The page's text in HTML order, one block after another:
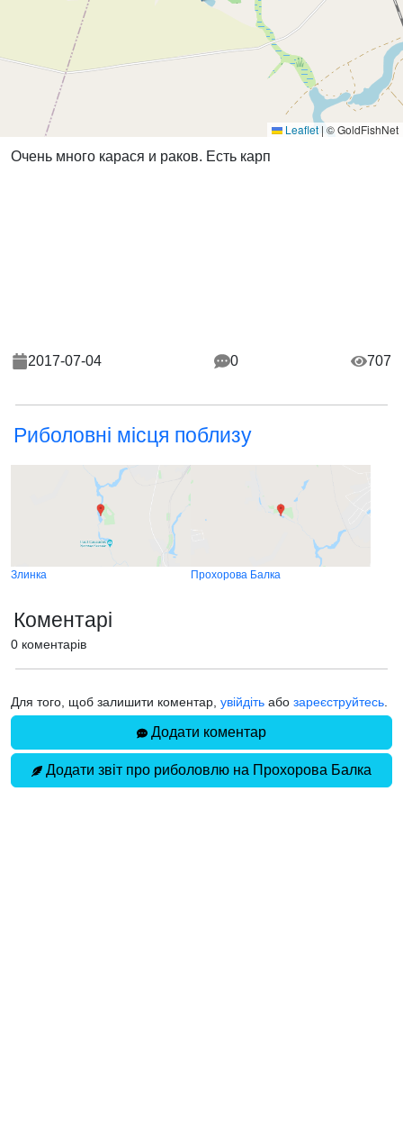
Leaflet | © GoldFishNet
Очень много карася и раков. Есть карп
2017-07-04 0 707
Риболовні місця поблизу
Злинка Прохорова Балка
Коментарі
0 коментарів
Для того, щоб залишити коментар, увійдіть або зареєструйтесь
Додати коментар
Додати звіт про риболовлю на Прохорова Балка